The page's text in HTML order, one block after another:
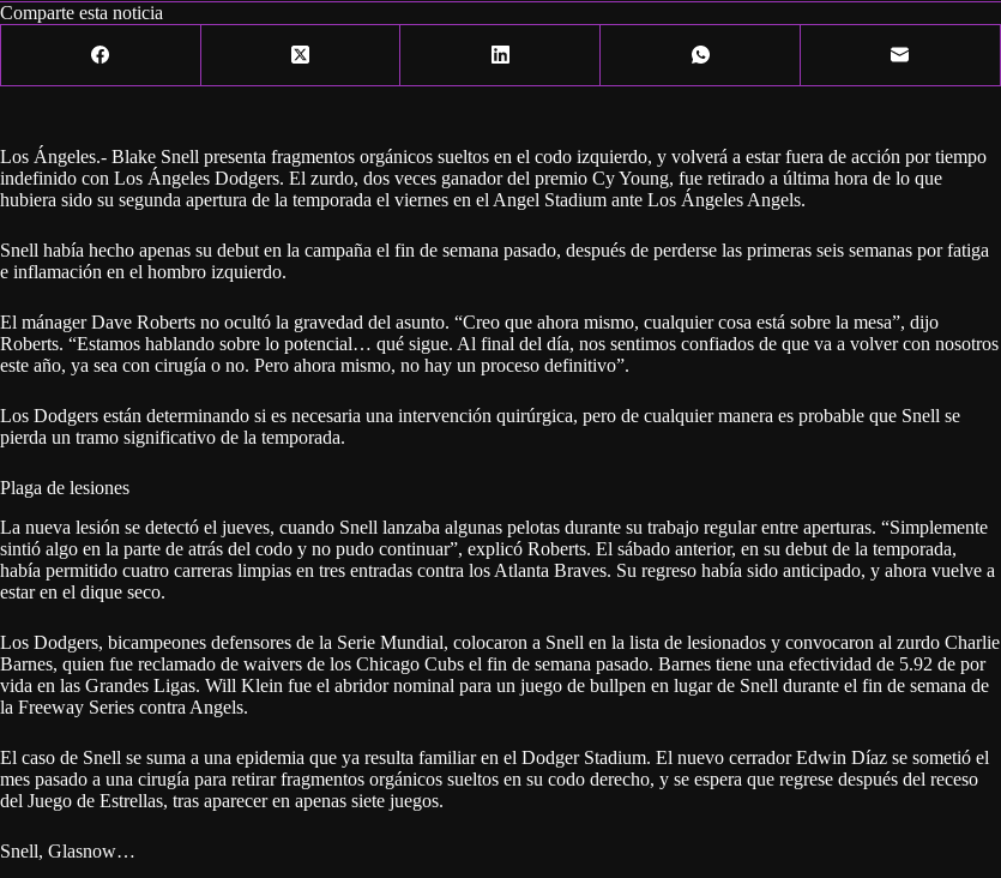
Comparte esta noticia
Los Ángeles.- Blake Snell presenta fragmentos orgánicos sueltos en el codo izquierdo, y volverá a estar fuera de acción por tiempo
indefinido con Los Ángeles Dodgers. El zurdo, dos veces ganador del premio Cy Young, fue retirado a última hora de lo que
hubiera sido su segunda apertura de la temporada el viernes en el Angel Stadium ante Los Ángeles Angels.
Snell había hecho apenas su debut en la campaña el fin de semana pasado, después de perderse las primeras seis semanas por fatiga
e inflamación en el hombro izquierdo.
El mánager Dave Roberts no ocultó la gravedad del asunto. “Creo que ahora mismo, cualquier cosa está sobre la mesa”, dijo
Roberts. “Estamos hablando sobre lo potencial… qué sigue. Al final del día, nos sentimos confiados de que va a volver con nosotros
este año, ya sea con cirugía o no. Pero ahora mismo, no hay un proceso definitivo”.
Los Dodgers están determinando si es necesaria una intervención quirúrgica, pero de cualquier manera es probable que Snell se
pierda un tramo significativo de la temporada.
Plaga de lesiones
La nueva lesión se detectó el jueves, cuando Snell lanzaba algunas pelotas durante su trabajo regular entre aperturas. “Simplemente
sintió algo en la parte de atrás del codo y no pudo continuar”, explicó Roberts. El sábado anterior, en su debut de la temporada,
había permitido cuatro carreras limpias en tres entradas contra los Atlanta Braves. Su regreso había sido anticipado, y ahora vuelve a
estar en el dique seco.
Los Dodgers, bicampeones defensores de la Serie Mundial, colocaron a Snell en la lista de lesionados y convocaron al zurdo Charlie
Barnes, quien fue reclamado de waivers de los Chicago Cubs el fin de semana pasado. Barnes tiene una efectividad de 5.92 de por
vida en las Grandes Ligas. Will Klein fue el abridor nominal para un juego de bullpen en lugar de Snell durante el fin de semana de
la Freeway Series contra Angels.
El caso de Snell se suma a una epidemia que ya resulta familiar en el Dodger Stadium. El nuevo cerrador Edwin Díaz se sometió el
mes pasado a una cirugía para retirar fragmentos orgánicos sueltos en su codo derecho, y se espera que regrese después del receso
del Juego de Estrellas, tras aparecer en apenas siete juegos.
Snell, Glasnow…